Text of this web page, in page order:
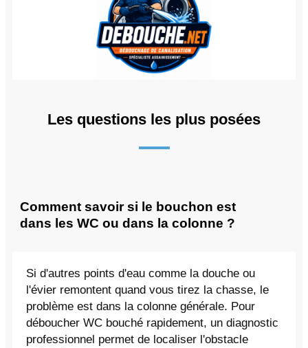
Les questions les plus posées
Comment savoir si le bouchon est
dans les WC ou dans la colonne ?
Si d'autres points d'eau comme la douche ou
l'évier remontent quand vous tirez la chasse, le
problème est dans la colonne générale. Pour
déboucher WC bouché rapidement, un diagnostic
professionnel permet de localiser l'obstacle